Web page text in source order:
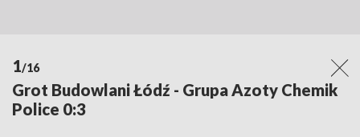
1/16
Grot Budowlani Łódź - Grupa Azoty Chemik
Police 0:3